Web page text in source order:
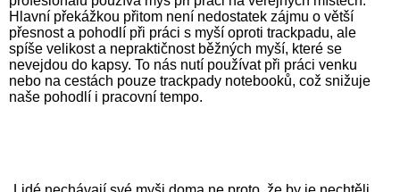
Hlavní překážkou přitom není nedostatek zájmu o větší
přesnost a pohodlí při práci s myší oproti trackpadu, ale
spíše velikost a nepraktičnost běžných myší, které se
nevejdou do kapsy. To nás nutí používat při práci venku
nebo na cestách pouze trackpady notebooků, což snižuje
naše pohodlí i pracovní tempo.